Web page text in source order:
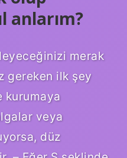
anlarım?
merak
gereken ilk şey
kurumaya
veya
düz